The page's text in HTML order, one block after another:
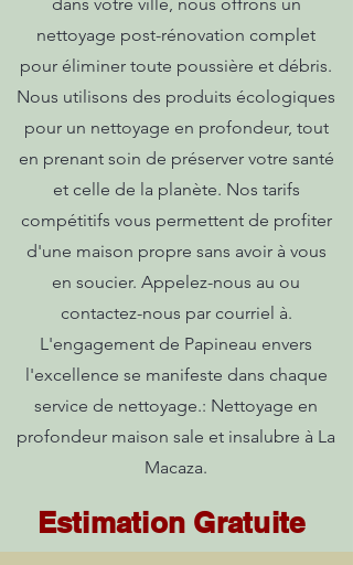
nettoyage post-rénovation complet
pour éliminer toute poussière et débris.
Nous utilisons des produits écologiques
pour un nettoyage en profondeur, tout
en prenant soin de préserver votre santé
et celle de la planète. Nos tarifs
compétitifs vous permettent de profiter
d'une maison propre sans avoir à vous
en soucier. Appelez-nous au ou
contactez-nous par courriel à.
L'engagement de Papineau envers
l'excellence se manifeste dans chaque
service de nettoyage.: Nettoyage en
profondeur maison sale et insalubre à La
Macaza.
Estimation Gratuite